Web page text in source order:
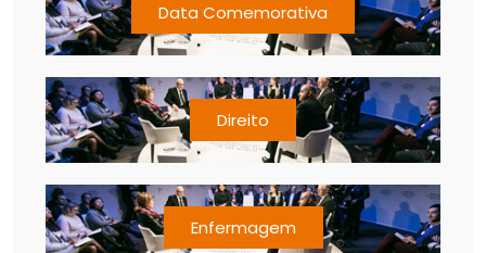
Data Comemorativa
Direito
Enfermagem